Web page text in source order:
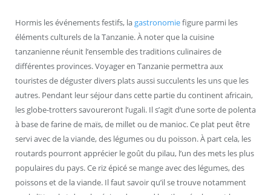
Hormis les événements festifs, lagastronomiefigure parmi les
éléments culturels de la Tanzanie. À noter que la cuisine
tanzanienne réunit l’ensemble des traditions culinaires de
différentes provinces. Voyager en Tanzanie permettra aux
touristes de déguster divers plats aussi succulents les uns que les
autres. Pendant leur séjour dans cette partie du continent africain,
les globe-trotters savoureront l’ugali. Il s’agit d’une sorte de polenta
à base de farine de maïs, de millet ou de manioc. Ce plat peut être
servi avec de la viande, des légumes ou du poisson. À part cela, les
routards pourront apprécier le goût du pilau, l’un des mets les plus
populaires du pays. Ce riz épicé se mange avec des légumes, des
poissons et de la viande. Il faut savoir qu’il se trouve notamment